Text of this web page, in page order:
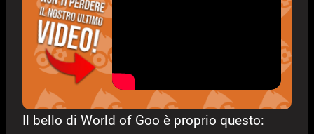
Il bello di World of Goo è proprio questo: